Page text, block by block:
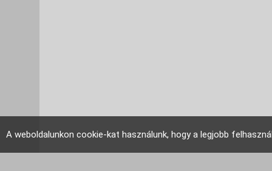
A weboldalunkon cookie-kat használunk, hogy a legjobb